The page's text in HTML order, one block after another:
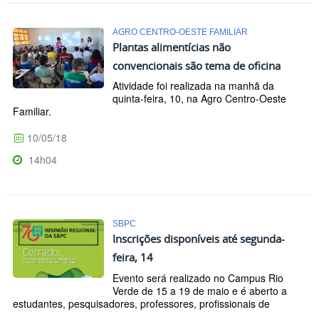
AGRO CENTRO-OESTE FAMILIAR
Plantas alimentícias não
convencionais são tema de oficina
Atividade foi realizada na manhã da
quinta-feira, 10, na Agro Centro-Oeste
Familiar.
10/05/18
14h04
SBPC
Inscrições disponíveis até segunda-
feira, 14
Evento será realizado no Campus Rio
Verde de 15 a 19 de maio e é aberto a
estudantes, pesquisadores, professores, profissionais de